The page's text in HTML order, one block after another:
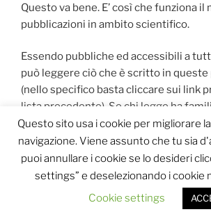
Questo va bene. E’ così che funziona il
pubblicazioni in ambito scientifico.
Essendo pubbliche ed accessibili a
può leggere ciò che è scritto in queste
(nello specifico basta cliccare sui link
lista precedente). Se chi legge ha
metodo scientifico può giudicare da
quanto è riportato. Considerando la
allora, nel merito della validità del
usato negli undici lavori elencati sopra.
Questo sito usa i cookie per migliorare
navigazione. Viene assunto che tu sia
puoi annullare i cookie se lo desideri
settings” e deselezionando i cookie
Cookie settings